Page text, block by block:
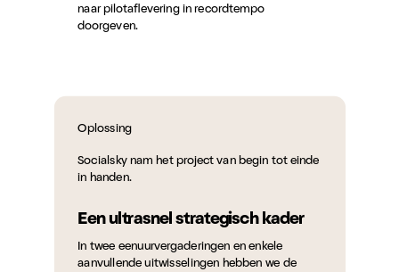
naar pilotaflevering in recordtempo
doorgeven.
Oplossing
Socialsky nam het project van begin tot einde
in handen.
Een ultrasnel strategisch kader
In twee eenuurvergaderingen en enkele
aanvullende uitwisselingen hebben we de